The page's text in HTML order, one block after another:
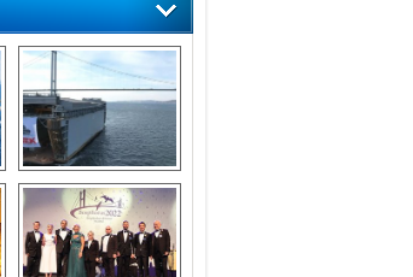
Dünyada tek!
Denizaltı yüzer
havuzu intikal
seyrine başladı